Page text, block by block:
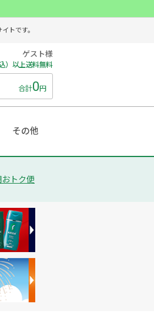
トです。
ゲスト様
）以上送料無料
合計0円
その他
おトク便